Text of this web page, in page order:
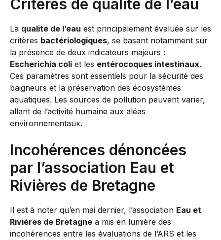
Critères de qualité de l’eau
La qualité de l’eau est principalement évaluée sur les
critères bactériologiques, se basant notamment sur
la présence de deux indicateurs majeurs :
Escherichia coli et les entérocoques intestinaux.
Ces paramètres sont essentiels pour la sécurité des
baigneurs et la préservation des écosystèmes
aquatiques. Les sources de pollution peuvent varier,
allant de l’activité humaine aux aléas
environnementaux.
Incohérences dénoncées
par l’association Eau et
Rivières de Bretagne
Il est à noter qu’en mai dernier, l’association Eau et
Rivières de Bretagne a mis en lumière des
incohérences entre les évaluations de l’ARS et les